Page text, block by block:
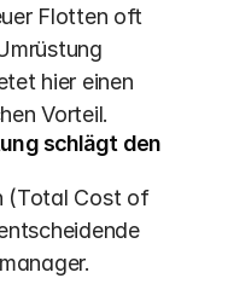
Flotten oft
hier einen
Vorteil.
schlägt den
(Total Cost of